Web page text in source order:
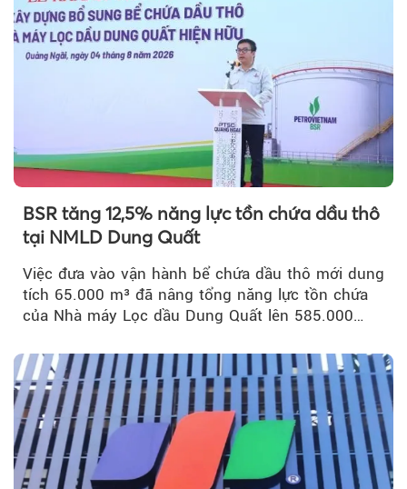
BSR tăng 12,5% năng lực tồn chứa dầu thô
tại NMLD Dung Quất
Việc đưa vào vận hành bể chứa dầu thô mới dung
tích 65.000 m³ đã nâng tổng năng lực tồn chứa
của Nhà máy Lọc dầu Dung Quất lên 585.000